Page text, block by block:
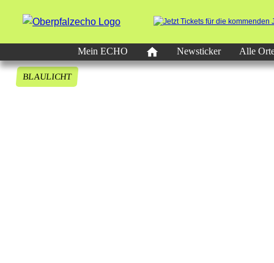
Mein ECHO
Newsticker Alle
BLAULICHT